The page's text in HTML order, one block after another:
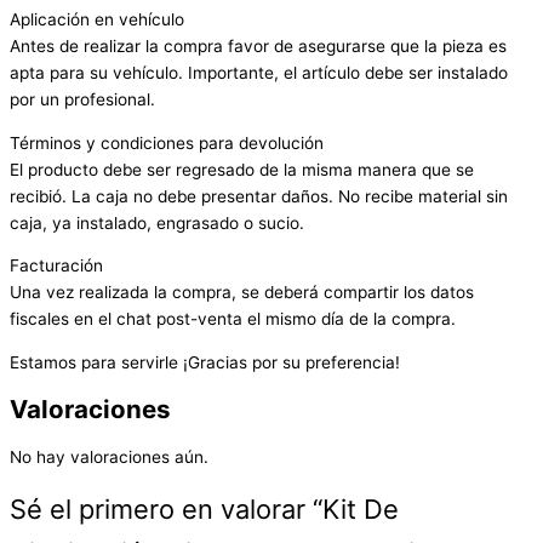
Aplicación en vehículo
Antes de realizar la compra favor de asegurarse que la pieza es
apta para su vehículo. Importante, el artículo debe ser instalado
por un profesional.
Términos y condiciones para devolución
El producto debe ser regresado de la misma manera que se
recibió. La caja no debe presentar daños. No recibe material sin
caja, ya instalado, engrasado o sucio.
Facturación
Una vez realizada la compra, se deberá compartir los datos
fiscales en el chat post-venta el mismo día de la compra.
Estamos para servirle ¡Gracias por su preferencia!
Valoraciones
No hay valoraciones aún.
Sé el primero en valorar “Kit De